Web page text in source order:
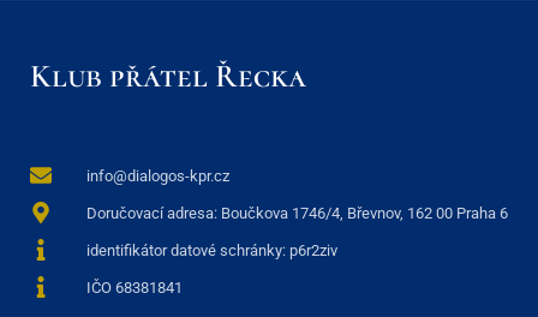
Klub přátel Řecka
info@dialogos-kpr.cz
Doručovací adresa: Boučkova 1746/4, Břevnov, 162 00 Praha 6
identifikátor datové schránky: p6r2ziv
IČO 68381841